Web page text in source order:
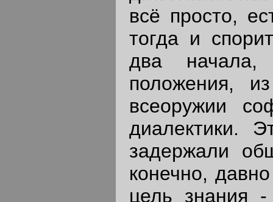
всё просто,
тогда и
два
положения,
всеоружии
диалектики.
задержали
конечно,
цель знания